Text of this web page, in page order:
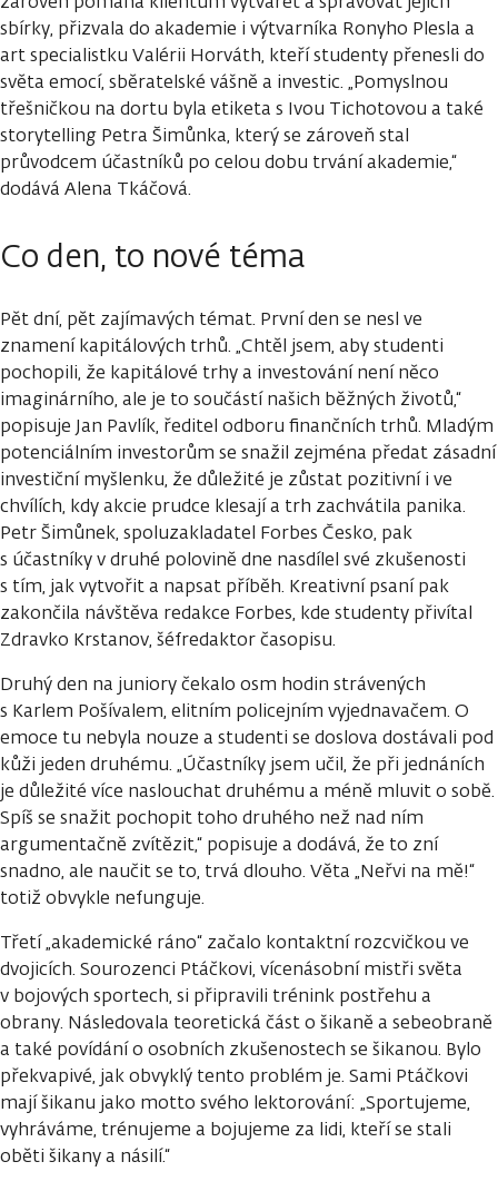
sbírky, přizvala do akademie i výtvarníka Ronyho Plesla a
art specialistku Valérii Horváth, kteří studenty přenesli do
světa emocí, sběratelské vášně a investic. „Pomyslnou
třešničkou na dortu byla etiketa s Ivou Tichotovou a také
storytelling Petra Šimůnka, který se zároveň stal
průvodcem účastníků po celou dobu trvání akademie,“
dodává Alena Tkáčová.
Co den, to nové téma
Pět dní, pět zajímavých témat. První den se nesl ve
znamení kapitálových trhů. „Chtěl jsem, aby studenti
pochopili, že kapitálové trhy a investování není něco
imaginárního, ale je to součástí našich běžných životů,“
popisuje Jan Pavlík, ředitel odboru finančních trhů. Mladým
potenciálním investorům se snažil zejména předat zásadní
investiční myšlenku, že důležité je zůstat pozitivní i ve
chvílích, kdy akcie prudce klesají a trh zachvátila panika.
Petr Šimůnek, spoluzakladatel Forbes Česko, pak
s účastníky v druhé polovině dne nasdílel své zkušenosti
s tím, jak vytvořit a napsat příběh. Kreativní psaní pak
zakončila návštěva redakce Forbes, kde studenty přivítal
Zdravko Krstanov, šéfredaktor časopisu.
Druhý den na juniory čekalo osm hodin strávených
s Karlem Pošívalem, elitním policejním vyjednavačem. O
emoce tu nebyla nouze a studenti se doslova dostávali pod
kůži jeden druhému. „Účastníky jsem učil, že při jednáních
je důležité více naslouchat druhému a méně mluvit o sobě.
Spíš se snažit pochopit toho druhého než nad ním
argumentačně zvítězit,“ popisuje a dodává, že to zní
snadno, ale naučit se to, trvá dlouho. Věta „Neřvi na mě!“
totiž obvykle nefunguje.
Třetí „akademické ráno“ začalo kontaktní rozcvičkou ve
dvojicích. Sourozenci Ptáčkovi, vícenásobní mistři světa
v bojových sportech, si připravili trénink postřehu a
obrany. Následovala teoretická část o šikaně a sebeobraně
a také povídání o osobních zkušenostech se šikanou. Bylo
překvapivé, jak obvyklý tento problém je. Sami Ptáčkovi
mají šikanu jako motto svého lektorování: „Sportujeme,
vyhráváme, trénujeme a bojujeme za lidi, kteří se stali
oběti šikany a násilí.“